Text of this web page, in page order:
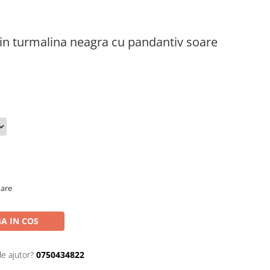
turmalina neagra cu pandantiv soare
IN COS
ajutor? 0750434822